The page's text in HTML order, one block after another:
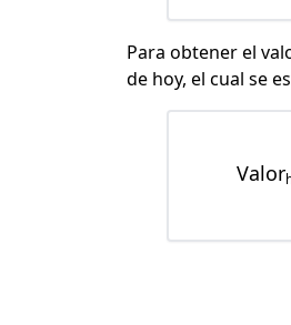
Para obtener el
de hoy, el cual se
Valor